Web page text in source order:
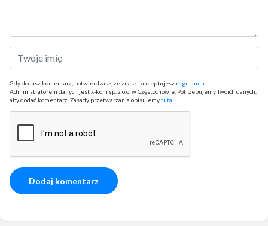
Gdy dodasz komentarz, potwierdzasz, że znasz i akceptujesz regulamin
Administratorem danych jest x-kom sp. z o.o. w Częstochowie. Potrzebujemy Twoich danych,
aby dodać komentarz. Zasady przetwarzania opisujemytutaj